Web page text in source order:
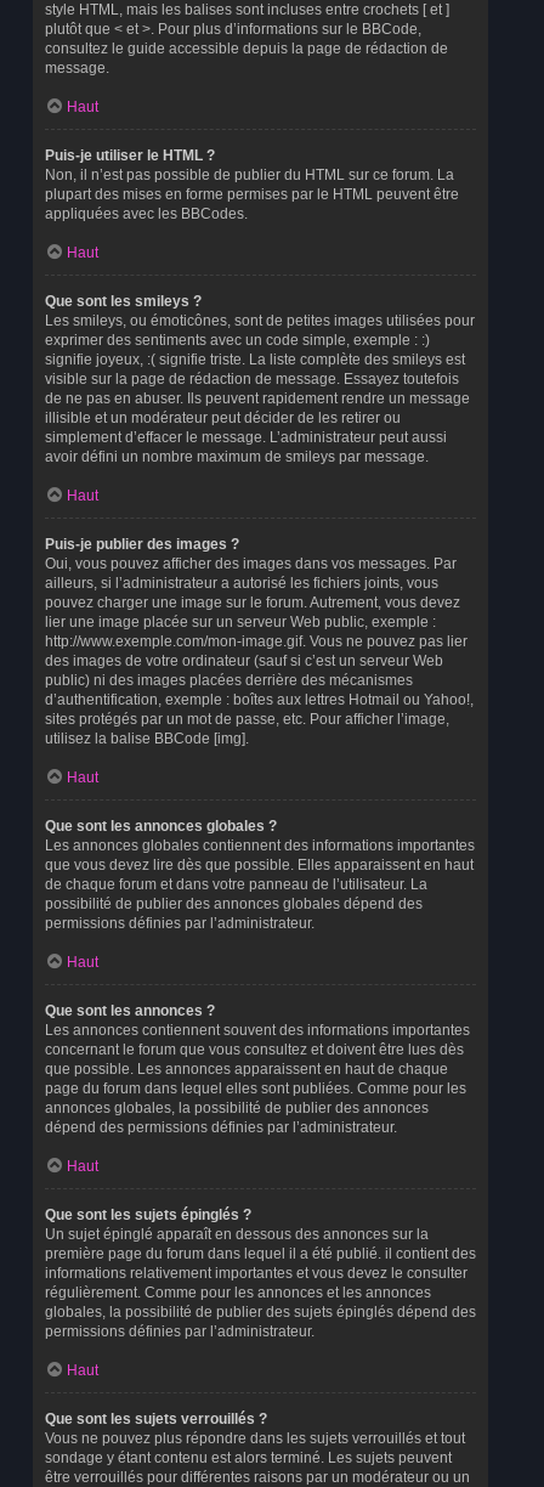
style HTML, mais les balises sont incluses entre crochets [ et ]
plutôt que < et >. Pour plus d’informations sur le BBCode,
consultez le guide accessible depuis la page de rédaction de
message.
Haut
Puis-je utiliser le HTML ?
Non, il n’est pas possible de publier du HTML sur ce forum. La
plupart des mises en forme permises par le HTML peuvent être
appliquées avec les BBCodes.
Haut
Que sont les smileys ?
Les smileys, ou émoticônes, sont de petites images utilisées pour
exprimer des sentiments avec un code simple, exemple : :)
signifie joyeux, :( signifie triste. La liste complète des smileys est
visible sur la page de rédaction de message. Essayez toutefois
de ne pas en abuser. Ils peuvent rapidement rendre un message
illisible et un modérateur peut décider de les retirer ou
simplement d’effacer le message. L’administrateur peut aussi
avoir défini un nombre maximum de smileys par message.
Haut
Puis-je publier des images ?
Oui, vous pouvez afficher des images dans vos messages. Par
ailleurs, si l’administrateur a autorisé les fichiers joints, vous
pouvez charger une image sur le forum. Autrement, vous devez
lier une image placée sur un serveur Web public, exemple :
http://www.exemple.com/mon-image.gif. Vous ne pouvez pas lier
des images de votre ordinateur (sauf si c’est un serveur Web
public) ni des images placées derrière des mécanismes
d’authentification, exemple : boîtes aux lettres Hotmail ou Yahoo!,
sites protégés par un mot de passe, etc. Pour afficher l’image,
utilisez la balise BBCode [img].
Haut
Que sont les annonces globales ?
Les annonces globales contiennent des informations importantes
que vous devez lire dès que possible. Elles apparaissent en haut
de chaque forum et dans votre panneau de l’utilisateur. La
possibilité de publier des annonces globales dépend des
permissions définies par l’administrateur.
Haut
Que sont les annonces ?
Les annonces contiennent souvent des informations importantes
concernant le forum que vous consultez et doivent être lues dès
que possible. Les annonces apparaissent en haut de chaque
page du forum dans lequel elles sont publiées. Comme pour les
annonces globales, la possibilité de publier des annonces
dépend des permissions définies par l’administrateur.
Haut
Que sont les sujets épinglés ?
Un sujet épinglé apparaît en dessous des annonces sur la
première page du forum dans lequel il a été publié. il contient des
informations relativement importantes et vous devez le consulter
régulièrement. Comme pour les annonces et les annonces
globales, la possibilité de publier des sujets épinglés dépend des
permissions définies par l’administrateur.
Haut
Que sont les sujets verrouillés ?
Vous ne pouvez plus répondre dans les sujets verrouillés et tout
sondage y étant contenu est alors terminé. Les sujets peuvent
être verrouillés pour différentes raisons par un modérateur ou un